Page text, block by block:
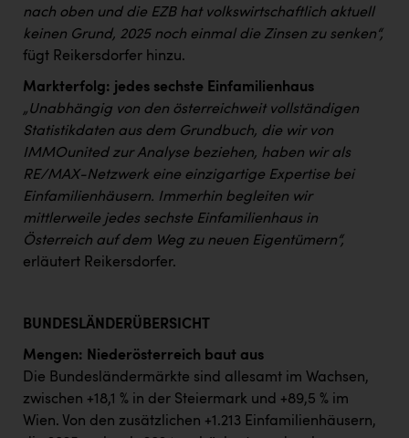
nach oben und die EZB hat volkswirtschaftlich aktuell
keinen Grund, 2025 noch einmal die Zinsen zu senken“,
fügt Reikersdorfer hinzu.
Markterfolg: jedes sechste Einfamilienhaus
„Unabhängig von den österreichweit vollständigen
Statistikdaten aus dem Grundbuch, die wir von
IMMOunited zur Analyse beziehen, haben wir als
RE/MAX-Netzwerk eine einzigartige Expertise bei
Einfamilienhäusern. Immerhin begleiten wir
mittlerweile jedes sechste Einfamilienhaus in
Österreich auf dem Weg zu neuen Eigentümern“,
erläutert Reikersdorfer.
BUNDESLÄNDERÜBERSICHT
Mengen: Niederösterreich baut aus
Die Bundesländermärkte sind allesamt im Wachsen,
zwischen +18,1 % in der Steiermark und +89,5 % im
Wien. Von den zusätzlichen +1.213 Einfamilienhäusern,